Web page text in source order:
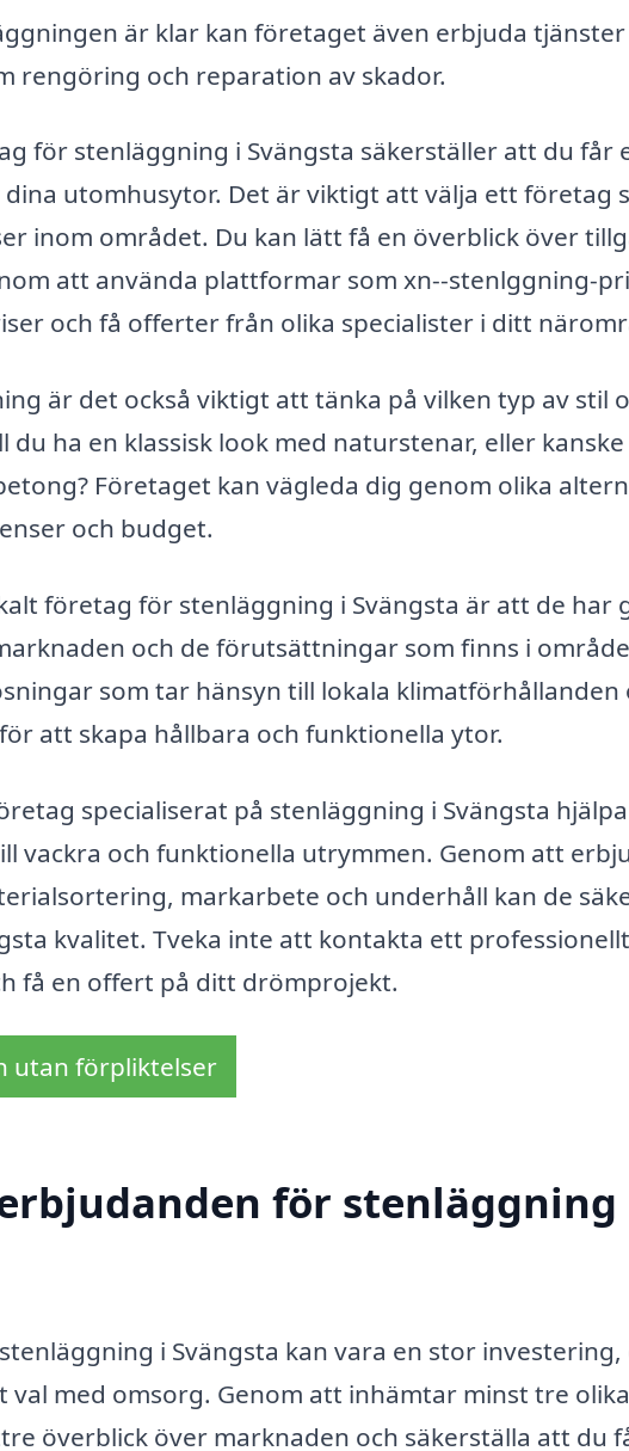
är klar kan företaget även erbjuda
rengöring och reparation av skador.
för stenläggning i Svängsta säkerställer att du får
utomhusytor. Det är viktigt att välja ett företag
inom området. Du kan lätt få en överblick över
att använda plattformar som xn--stenlggning-
och få offerter från olika specialister i ditt
är det också viktigt att tänka på vilken typ av stil
ha en klassisk look med naturstenar, eller kanske
Företaget kan vägleda dig genom olika
och budget.
företag för stenläggning i Svängsta är att de har
och de förutsättningar som finns i
som tar hänsyn till lokala klimatförhållanden
att skapa hållbara och funktionella ytor.
specialiserat på stenläggning i Svängsta
vackra och funktionella utrymmen. Genom att
markarbete och underhåll kan de
kvalitet. Tveka inte att kontakta ett
få en offert på ditt drömprojekt.
utan förpliktelser
för stenläggning
i Svängsta kan vara en stor investering,
med omsorg. Genom att inhämtar minst tre olika
överblick över marknaden och säkerställa att du